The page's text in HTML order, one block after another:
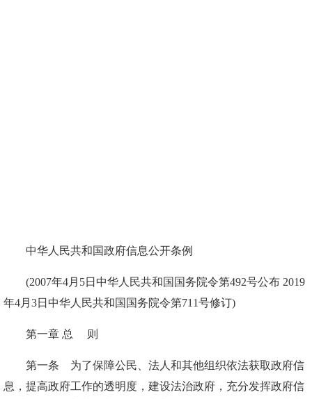
中华人民共和国政府信息公开条例
(2007年4月5日中华人民共和国国务院令第492号公布 2019
年4月3日中华人民共和国国务院令第711号修订)
第一章 总 则
第一条 为了保障公民、法人和其他组织依法获取政府信
息，提高政府工作的透明度，建设法治政府，充分发挥政府信